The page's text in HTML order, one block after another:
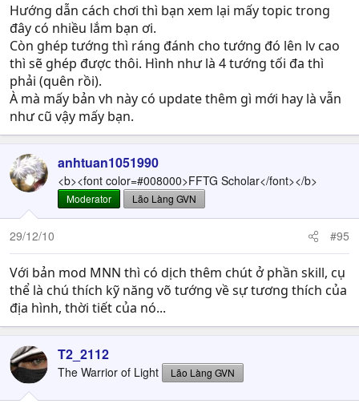
Hướng dẫn cách chơi thì bạn xem lại mấy topic trong
đây có nhiều lắm bạn ơi.
Còn ghép tướng thì ráng đánh cho tướng đó lên lv cao
thì sẽ ghép được thôi. Hình như là 4 tướng tối đa thì
phải (quên rồi).
À mà mấy bản vh này có update thêm gì mới hay là vẫn
như cũ vậy mấy bạn.
anhtuan1051990
<b><font color=#008000>FFTG Scholar</font></b>
Moderator Lão Làng GVN
29/12/10 #95
Với bản mod MNN thì có dịch thêm chút ở phần skill, cụ
thể là chú thích kỹ năng võ tướng về sự tương thích của
địa hình, thời tiết của nó...
T2_2112
The Warrior of Light Lão Làng GVN